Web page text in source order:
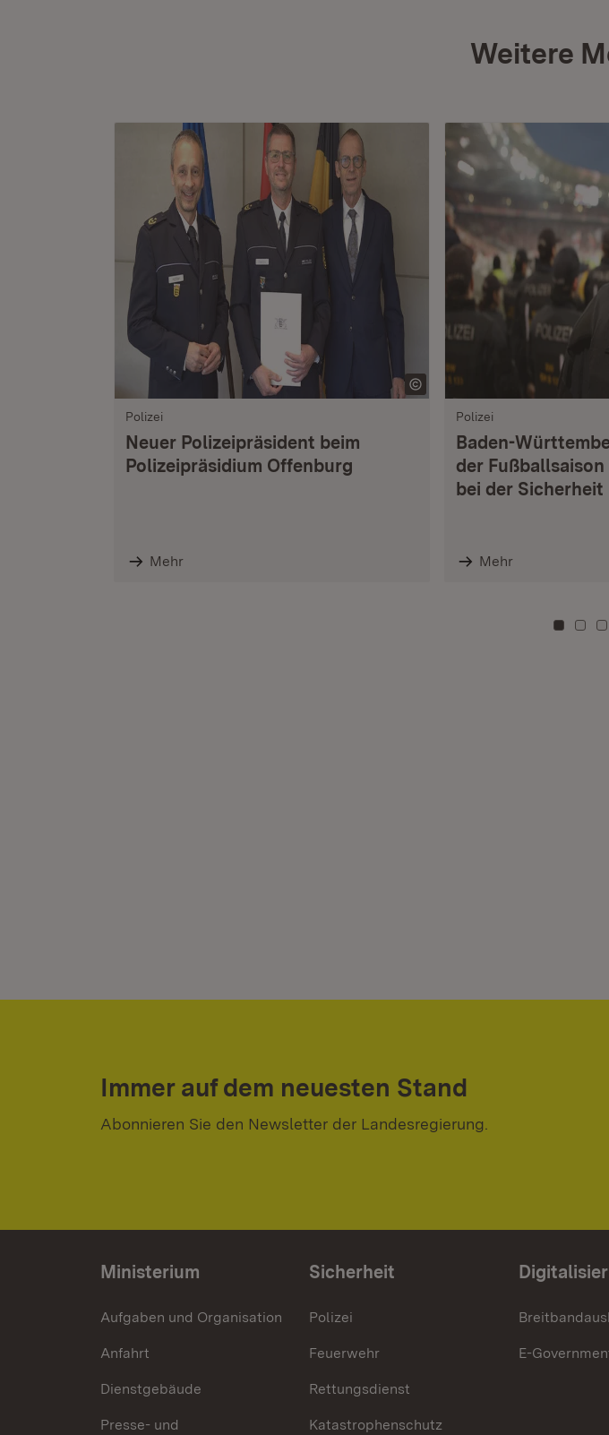
Weitere
Polizei
Neuer Polizeipräsident beim
Polizeipräsidium Offenburg
Mehr
Polizei
Baden-
der
bei der Sicherheit
Mehr
ZuZu
Immer auf dem neuesten Stand
Abonnieren Sie den Newsletter der Landesregierung.
Ministerium
Aufgaben und Organisation
Anfahrt
Dienstgebäude
Presse- und
Sicherheit
Polizei
Feuerwehr
Rettungsdienst
Katastrophenschutz
E-